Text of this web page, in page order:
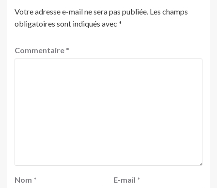
Votre adresse e-mail ne sera pas publiée. Les champs
obligatoires sont indiqués avec *
Commentaire *
Nom * E-mail *